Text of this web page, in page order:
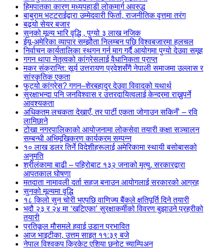
हिमपातका कारण मध्यपहाडी लोकमार्ग अवरुद्ध
बाबुराम भट्टराईद्वारा उम्मेदवारी फिर्ता, राजनीतिक वृत्तमा तरंग
बढ्यो सेयर बजार
सुनको मूल्य भारि वृद्धि , पुग्यो ३ लाख नजिक
ईयू-अमेरिका व्यापार सम्झौता निलम्बन पछि विश्वबजारमा हलचल
निर्वाचन कार्यतालिका स्थगन गर्न माग गर्दै आयोगमा पुग्यो देउवा समूह
गगन थापा नेतृत्वको कांग्रेसलाई वैधानिकता प्राप्त
मकर संक्रान्ति: सूर्य उत्तरायण प्रवेशसँगै नेपाली समाजमा उल्लास र
सांस्कृतिक एकता
फुट्यो कांग्रेस? गगन–शेरबहादुर देउवा विवादको यथार्थ
सुरक्षाभन्दा पनि जनविश्वास र उत्तरदायित्वलाई केन्द्रमा राख्नुपर्ने
आवश्यकता
अधिकतम लचकता देखाएँ, तर पार्टी एकता जोगाउन सकिनँ’ – रवि
लामिछाने
टोखा नगरपालिकाको आयोजनामा लोकसेवा तयारी कक्षा सञ्चालन
सम्बन्धी अभिमूखिकरण कार्यक्रम सम्पन्न
१० लाख डलर तिर्ने विदेशीहरूलाई अमेरिकामा स्थायी बसोबासको
अनुमति
श्रीलंकामा बाढी – पहिरोबाट १३२ जनाको मृत्यु, सरकारद्वारा
आपतकाल घोषणा
मतदाता नामावली दर्ता सहज बनाउन आयोगलाई सरकारको आग्रह
सुनको मूल्यमा वृद्धि
१८ किलो सुन चोरी भएपछि वाणिज्य बैंकले क्षतिपूर्ति दिने तयारी
भदौ २३ र २४ मा ‘खटिएका’ सुरक्षाकर्मीको विवरण बुझाउने प्रहरीको
तयारी
प्रतिकूल मौसमले हवाई उडान प्रभावित
आज भाइटीका, उत्तम साइत ११:३९ बजे
नेपाल विश्वकप क्रिकेट एशिया छनोट च्याम्पिअन